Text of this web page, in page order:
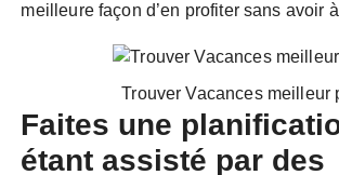
meilleure façon d’en profiter sans avoir
Trouver Vacances meilleur
Faites une
étant assisté par des